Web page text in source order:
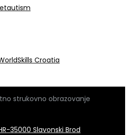
Croatia
strukovno obrazovanje
35000 Slavonski Brod